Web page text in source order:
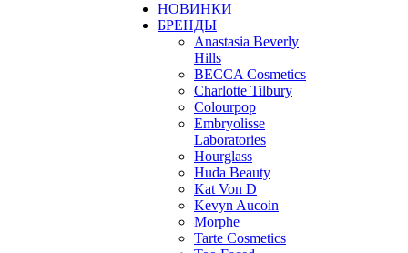
НОВИНКИ
БРЕНДЫ
Anastasia Beverly
Hills
BECCA Cosmetics
Charlotte Tilbury
Colourpop
Embryolisse
Laboratories
Hourglass
Huda Beauty
Kat Von D
Kevyn Aucoin
Morphe
Tarte Cosmetics